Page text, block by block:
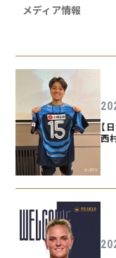
メディア情報
【
西